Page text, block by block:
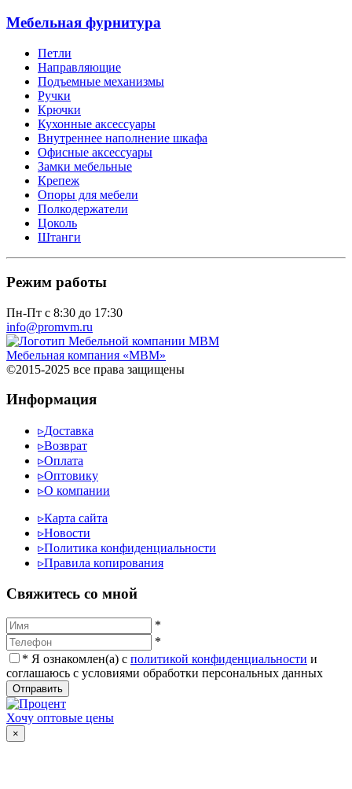
Мебельная фурнитура
Петли
Направляющие
Подъемные механизмы
Ручки
Крючки
Кухонные аксессуары
Внутреннее наполнение шкафа
Офисные аксессуары
Замки мебельные
Крепеж
Опоры для мебели
Полкодержатели
Цоколь
Штанги
Режим работы
Пн-Пт с 8:30 до 17:30
info@promvm.ru
Мебельная компания «МВМ»
©2015-2025 все права защищены
Информация
▹Доставка
▹Возврат
▹Оплата
▹Оптовику
▹О компании
▹Карта сайта
▹Новости
▹Политика конфиденциальности
▹Правила копирования
Cвяжитесь со мной
*
*
* Я ознакомлен(а) с политикой конфиденциальности и
соглашаюсь с условиями обработки персональных данных
Отправить
Хочу оптовые цены
×